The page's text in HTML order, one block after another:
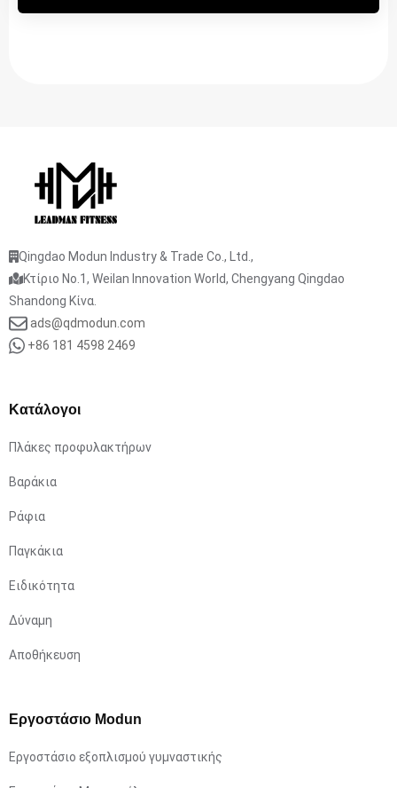
Qingdao Modun Industry & Trade Co., Ltd.,
Κτίριο No.1, Weilan Innovation World, Chengyang Qingdao
Shandong Κίνα.
ads@qdmodun.com
+86 181 4598 2469
Κατάλογοι
Πλάκες προφυλακτήρων
Βαράκια
Ράφια
Παγκάκια
Ειδικότητα
Δύναμη
Αποθήκευση
Εργοστάσιο Modun
Εργοστάσιο εξοπλισμού γυμναστικής